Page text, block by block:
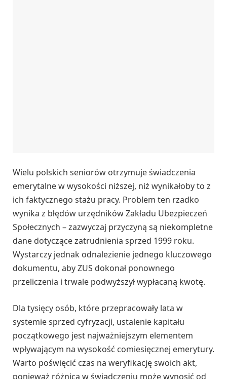
Wielu polskich seniorów otrzymuje świadczenia
emerytalne w wysokości niższej, niż wynikałoby to z
ich faktycznego stażu pracy. Problem ten rzadko
wynika z błędów urzędników Zakładu Ubezpieczeń
Społecznych – zazwyczaj przyczyną są niekompletne
dane dotyczące zatrudnienia sprzed 1999 roku.
Wystarczy jednak odnalezienie jednego kluczowego
dokumentu, aby ZUS dokonał ponownego
przeliczenia i trwale podwyższył wypłacaną kwotę.
Dla tysięcy osób, które przepracowały lata w
systemie sprzed cyfryzacji, ustalenie kapitału
początkowego jest najważniejszym elementem
wpływającym na wysokość comiesięcznej emerytury.
Warto poświęcić czas na weryfikację swoich akt,
ponieważ różnica w świadczeniu może wynosić od